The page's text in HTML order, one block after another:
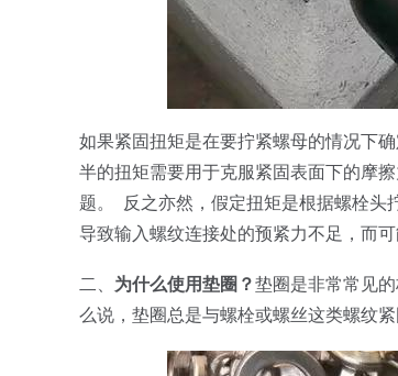
如果紧固扭矩是在要拧紧螺母的情况下
半的扭矩需要用于克服紧固表面下的摩
题。 反之亦然，假定扭矩是根据螺栓头
导致输入螺纹连接处的预紧力不足，而可
二、 为什么使用垫圈？垫圈是非常常见
么说，垫圈总是与螺栓或螺丝这类螺纹紧